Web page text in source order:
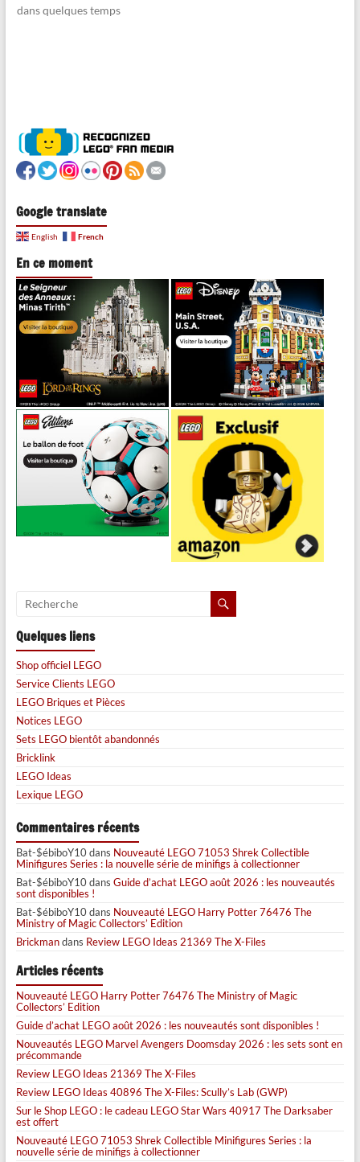
dans quelques temps
Google translate
English French
En ce moment
Quelques liens
Shop officiel LEGO
Service Clients LEGO
LEGO Briques et Pièces
Notices LEGO
Sets LEGO bientôt abandonnés
Bricklink
LEGO Ideas
Lexique LEGO
Commentaires récents
Bat-$ébiboY10dans Nouveauté LEGO 71053 Shrek Collectible
Minifigures Series : la nouvelle série de minifigs à collectionner
Bat-$ébiboY10dans Guide d’achat LEGO août 2026 : les nouveautés
sont disponibles !
Bat-$ébiboY10dans Nouveauté LEGO Harry Potter 76476 The
Ministry of Magic Collectors’ Edition
Brickmandans Review LEGO Ideas 21369 The X-Files
Articles récents
Nouveauté LEGO Harry Potter 76476 The Ministry of Magic
Collectors’ Edition
Guide d’achat LEGO août 2026 : les nouveautés sont disponibles !
Nouveautés LEGO Marvel Avengers Doomsday 2026 : les sets sont en
précommande
Review LEGO Ideas 21369 The X-Files
Review LEGO Ideas 40896 The X-Files: Scully’s Lab (GWP)
Sur le Shop LEGO : le cadeau LEGO Star Wars 40917 The Darksaber
est offert
Nouveauté LEGO 71053 Shrek Collectible Minifigures Series : la
nouvelle série de minifigs à collectionner